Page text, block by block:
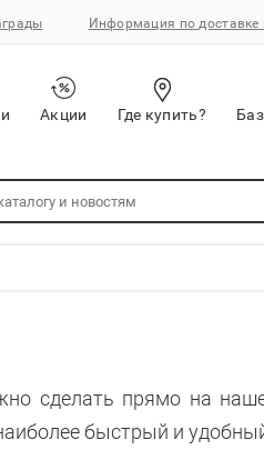
Информация по доставке
Акции Где купить?
сделать прямо на
быстрый и